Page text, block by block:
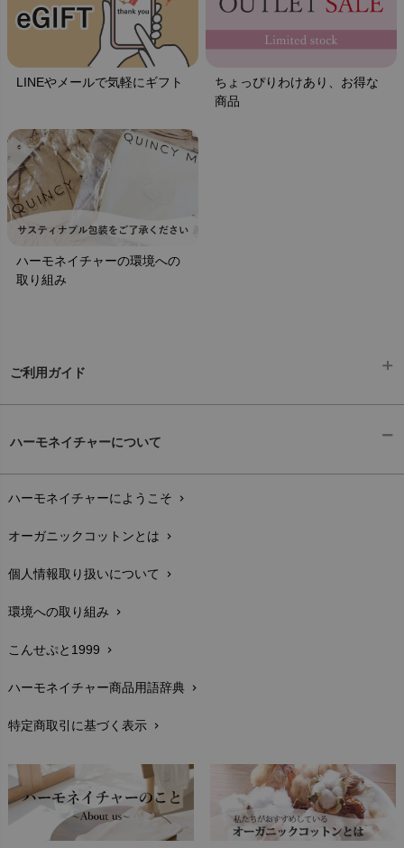
LINEやメールで気軽にギフト
ちょっぴりわけあり、お得な
商品
ハーモネイチャーの環境への
取り組み
ご利用ガイド
配送と送料chevron_right
在庫状況と発送予定chevron_right
サイズ・寸法chevron_right
生地・素材chevron_right
お手入れについて
レビューを書こうchevron_right
返品交換chevron_right
FAXでのご注文
お問い合わせchevron_right
ハーモネイチャーについて
ハーモネイチャーにようこそ chevron_right
オーガニックコットンとは chevron_right
個人情報取り扱いについて chevron_right
環境への取り組み chevron_right
こんせぷと1999 chevron_right
ハーモネイチャー商品用語辞典 chevron_right
特定商取引に基づく表示 chevron_right